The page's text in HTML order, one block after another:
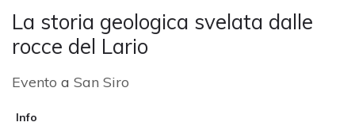
La storia geologica svelata dalle
rocce del Lario
Evento a San Siro
Info